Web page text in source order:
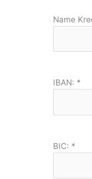
Name
IBAN: *
BIC: *